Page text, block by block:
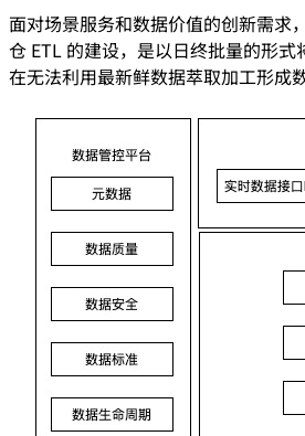
面对场景服务和数据价值的创新需求
仓 ETL 的建设，是以日终批量的形
在无法利用最新鲜数据萃取加工形成